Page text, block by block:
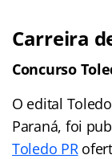
Carreira
Concurso
O edital
Paraná, foi
Toledo PR